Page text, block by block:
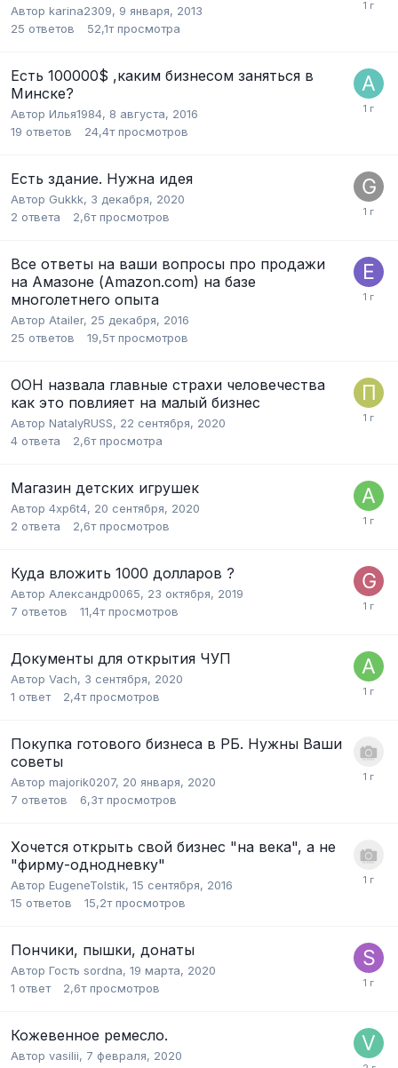
Автор karina2309, 9 января, 2013
25 ответов 52,1т просмотра
Есть 100000$ ,каким бизнесом заняться в
Минске?
Автор Илья1984, 8 августа, 2016
19 ответов 24,4т просмотров
Есть здание. Нужна идея
Автор Gukkk, 3 декабря, 2020
2 ответа 2,6т просмотров
Все ответы на ваши вопросы про продажи
на Амазоне (Amazon.com) на базе
многолетнего опыта
Автор Atailer, 25 декабря, 2016
25 ответов 19,5т просмотров
ООН назвала главные страхи человечества
как это повлияет на малый бизнес
Автор NatalyRUSS, 22 сентября, 2020
4 ответа 2,6т просмотра
Магазин детских игрушек
Автор 4xp6t4, 20 сентября, 2020
2 ответа 2,6т просмотров
Куда вложить 1000 долларов ?
Автор Александр0065, 23 октября, 2019
7 ответов 11,4т просмотров
Документы для открытия ЧУП
Автор Vach, 3 сентября, 2020
1 ответ 2,4т просмотров
Покупка готового бизнеса в РБ. Нужны Ваши
советы
Автор majorik0207, 20 января, 2020
7 ответов 6,3т просмотров
Хочется открыть свой бизнес "на века", а не
"фирму-однодневку"
Автор EugeneTolstik, 15 сентября, 2016
15 ответов 15,2т просмотров
Пончики, пышки, донаты
Автор Гость sordna, 19 марта, 2020
1 ответ 2,6т просмотров
Кожевенное ремесло.
Автор vasilii, 7 февраля, 2020